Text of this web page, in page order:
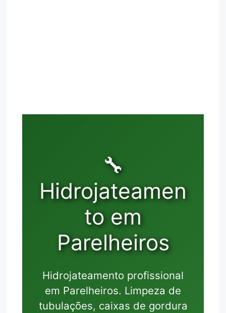
🔧
Hidrojateamen
to em
Parelheiros
Hidrojateamento profissional
em Parelheiros. Limpeza de
tubulações, caixas de gordura